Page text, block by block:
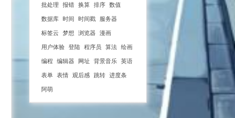
批处理 报错 换算 排序 数值
数据库 时间 时间戳 服务器
标签云 梦想 浏览器 漫画
用户体验 登陆 程序员 算法 绘画
编程 编辑器 网址 背景音乐 英语
表单 表情 观后感 跳转 进度条
阿萌